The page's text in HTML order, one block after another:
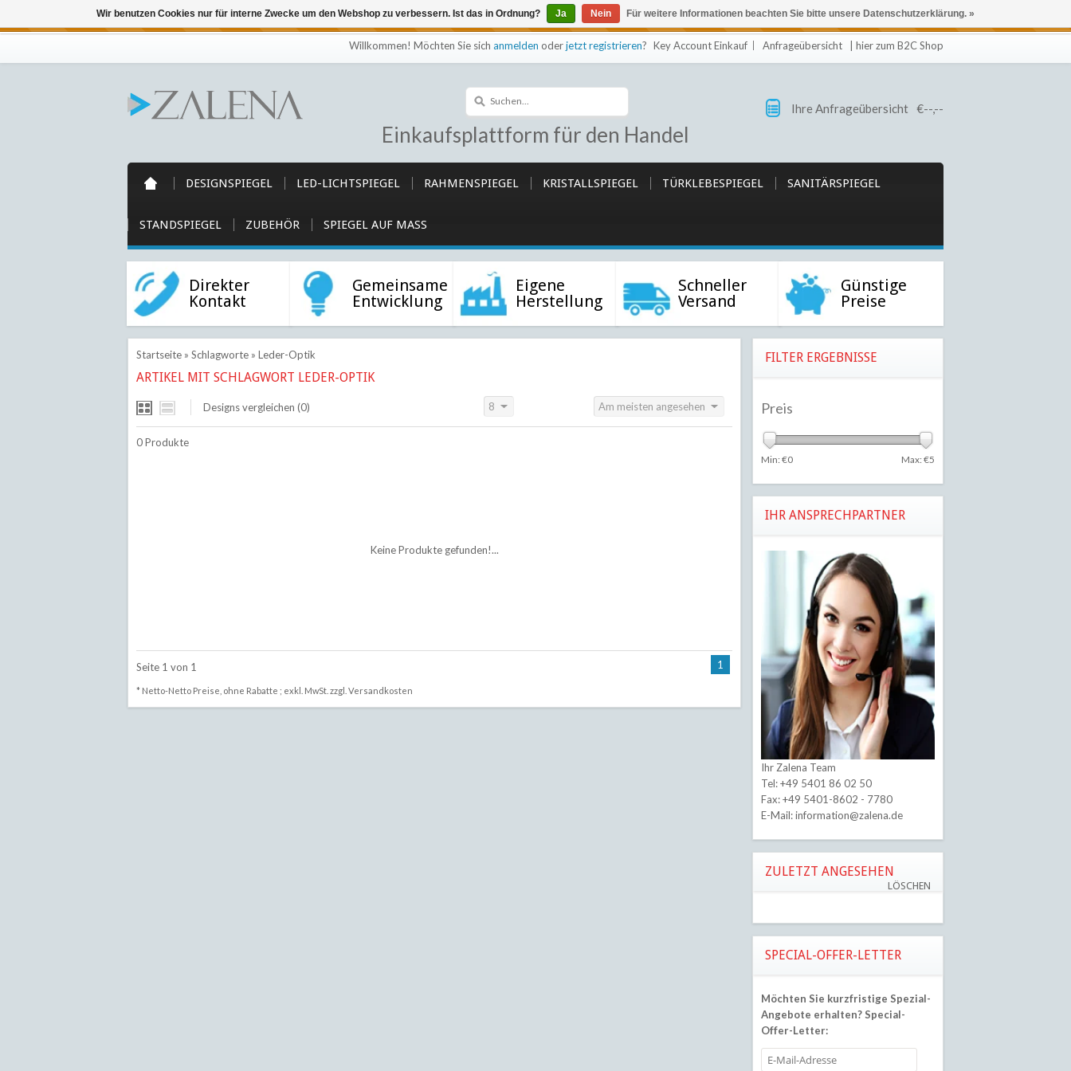
Willkommen! Möchten Sie sich anmelden oderjetzt registrieren? Key Account Einkauf Anfrageübersicht | hier zum B2C Shop
Ihre Anfrageübersicht €--,--
Einkaufsplattform für den Handel
DESIGNSPIEGEL LED-LICHTSPIEGEL RAHMENSPIEGEL KRISTALLSPIEGEL TÜRKLEBESPIEGEL SANITÄRSPIEGEL
STANDSPIEGEL ZUBEHÖR SPIEGEL AUF MASS
Direkter
Kontakt
Gemeinsame
Entwicklung
Eigene
Herstellung
Schneller
Versand
Günstige
Preise
Startseite » Schlagworte » Leder-Optik
ARTIKEL MIT SCHLAGWORT LEDER-OPTIK
Designs vergleichen (0) Am meisten angesehen
8
0 Produkte
Keine Produkte gefunden!...
Seite 1 von 1 1
* Netto-Netto Preise, ohne Rabatte ; exkl. MwSt. zzgl. Versandkosten
FILTER ERGEBNISSE
Preis
Min: €0 Max: €5
IHR ANSPRECHPARTNER
Ihr Zalena Team
Tel:+49 5401 86 02 50
Fax: +49 5401-8602 - 7780
E-Mail:information@zalena.de
ZULETZT ANGESEHEN
LÖSCHEN
SPECIAL-OFFER-LETTER
Möchten Sie kurzfristige Spezial-
Angebote erhalten?Special-
Offer-Letter:
Wir benutzen Cookies nur für interne Zwecke um den Webshop zu verbessern. Ist das in Ordnung? Ja Nein Für weitere Informationen beachten Sie bitte unsere Datenschutzerklärung. »
← Zurück zum BackofficeDieser Shop befindet sich im Aufbau Eventuell können nicht alle Bestellungen eingehalten oder erfüllt werden.